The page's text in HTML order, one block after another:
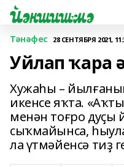
Тәнәфес 28 СЕНТЯБРЯ 2021,
Уйлап ҡара
Хужаһы –
икенсе яҡта.
менән тоғро дуҫы
сыҡмайынса,
ла үтмәйенсә тиҙ